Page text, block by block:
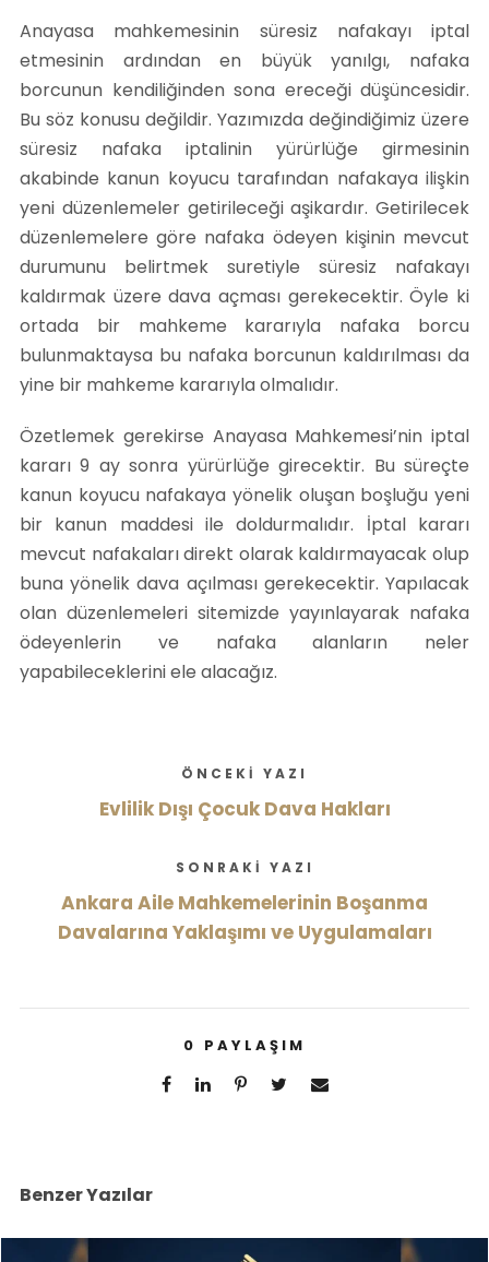
Anayasa mahkemesinin süresiz nafakayı iptal
etmesinin ardından en büyük yanılgı, nafaka
borcunun kendiliğinden sona ereceği düşüncesidir.
Bu söz konusu değildir. Yazımızda değindiğimiz üzere
süresiz nafaka iptalinin yürürlüğe girmesinin
akabinde kanun koyucu tarafından nafakaya ilişkin
yeni düzenlemeler getirileceği aşikardır. Getirilecek
düzenlemelere göre nafaka ödeyen kişinin mevcut
durumunu belirtmek suretiyle süresiz nafakayı
kaldırmak üzere dava açması gerekecektir. Öyle ki
ortada bir mahkeme kararıyla nafaka borcu
bulunmaktaysa bu nafaka borcunun kaldırılması da
yine bir mahkeme kararıyla olmalıdır.
Özetlemek gerekirse Anayasa Mahkemesi’nin iptal
kararı 9 ay sonra yürürlüğe girecektir. Bu süreçte
kanun koyucu nafakaya yönelik oluşan boşluğu yeni
bir kanun maddesi ile doldurmalıdır. İptal kararı
mevcut nafakaları direkt olarak kaldırmayacak olup
buna yönelik dava açılması gerekecektir. Yapılacak
olan düzenlemeleri sitemizde yayınlayarak nafaka
ödeyenlerin ve nafaka alanların neler
yapabileceklerini ele alacağız.
ÖNCEKI YAZI
Evlilik Dışı Çocuk Dava Hakları
SONRAKI YAZI
Ankara Aile Mahkemelerinin Boşanma
Davalarına Yaklaşımı ve Uygulamaları
0 PAYLAŞIM
Benzer Yazılar